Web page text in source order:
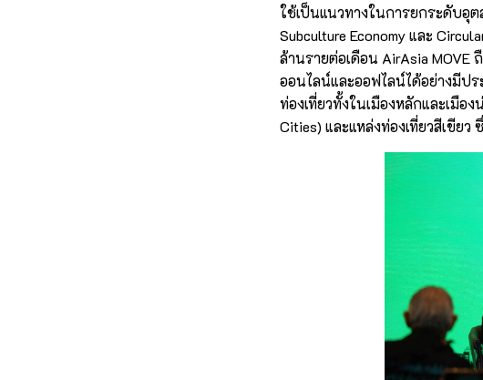
ใช้เป็นแนวทางในการยกระดับอุต
Subculture Economy และ
ล้านรายต่อเดือน AirAsia
ออนไลน์และออฟไลน์ได้อย่างมี
ท่องเที่ยวทั้งในเมืองหลักและเมือง
Cities) และแหล่งท่องเที่ยวสีเขีย